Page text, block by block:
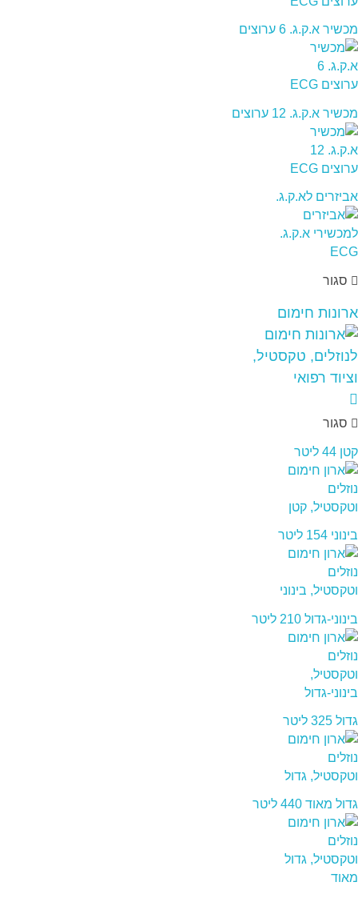
מכשיר א.ק.ג. 6 ערוצים
מכשיר א.ק.ג. 12 ערוצים
אביזרים לא.ק.ג.
סגור
ארונות חימום
סגור
קטן 44 ליטר
בינוני 154 ליטר
בינוני-גדול 210 ליטר
גדול 325 ליטר
גדול מאוד 440 ליטר